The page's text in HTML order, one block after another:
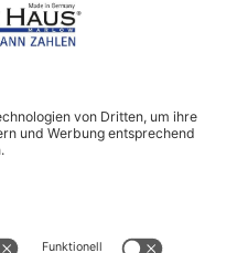
um ScanHaus &
neue Artikel